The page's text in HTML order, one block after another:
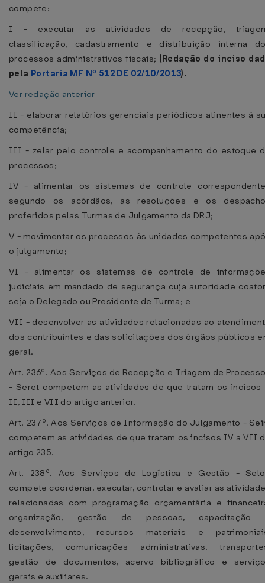
compete:
I - executar as atividades de recepção,
classificação, cadastramento e distribuição interna
processos administrativos fiscais; (Redação do inciso
pela Portaria MF Nº 512 DE 02/10/2013).
Ver redação anterior
II - elaborar relatórios gerenciais periódicos atinentes à
competência;
III - zelar pelo controle e acompanhamento do estoque
processos;
IV - alimentar os sistemas de controle
segundo os acórdãos, as resoluções e os
proferidos pelas Turmas de Julgamento da DRJ;
V - movimentar os processos às unidades competentes
o julgamento;
VI - alimentar os sistemas de controle de
judiciais em mandado de segurança cuja autoridade
seja o Delegado ou Presidente de Turma; e
VII - desenvolver as atividades relacionadas ao
dos contribuintes e das solicitações dos órgãos públicos
geral.
Art. 236º. Aos Serviços de Recepção e Triagem de
- Seret competem as atividades de que tratam os incisos
II, III e VII do artigo anterior.
Art. 237º. Aos Serviços de Informação do Julgamento -
competem as atividades de que tratam os incisos IV a VII
artigo 235.
Art. 238º. Aos Serviços de Logística e Gestão -
compete coordenar, executar, controlar e avaliar as
relacionadas com programação orçamentária e
organização, gestão de pessoas, capacitação
desenvolvimento, recursos materiais e
licitações, comunicações administrativas,
gestão de documentos, acervo bibliográfico e
gerais e auxiliares.